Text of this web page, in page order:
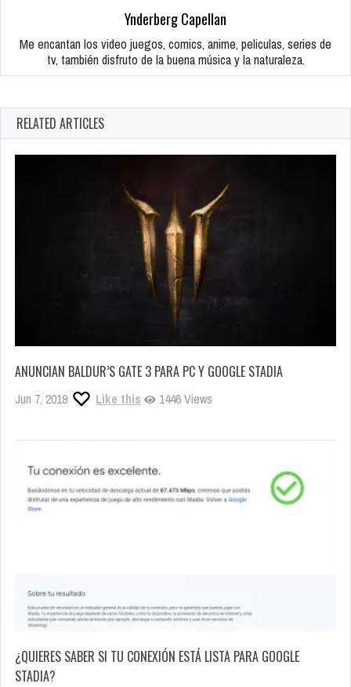
Ynderberg Capellan
Me encantan los video juegos, comics, anime, peliculas, series de
tv, también disfruto de la buena música y la naturaleza.
RELATED ARTICLES
ANUNCIAN BALDUR’S GATE 3 PARA PC Y GOOGLE STADIA
Jun 7, 2019 Like this 1446 Views
¿QUIERES SABER SI TU CONEXIÓN ESTÁ LISTA PARA GOOGLE
STADIA?